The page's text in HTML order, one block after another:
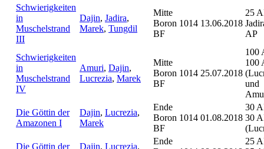
Schwierigkeiten
in
Muschelstrand
III
Dajin, Jadira,
Marek, Tungdil
Mitte
Boron 1014
BF
13.06.2018
25
AP
Schwierigkeiten
in
Muschelstrand
IV
Amuri, Dajin,
Lucrezia, Marek
Mitte
Boron 1014
BF
25.07.2018
100
100
und
Die Göttin der
Amazonen I
Dajin, Lucrezia,
Marek
Ende
Boron 1014
BF
01.08.2018
30
30
Die Göttin der
Dajin, Lucrezia,
Ende
25